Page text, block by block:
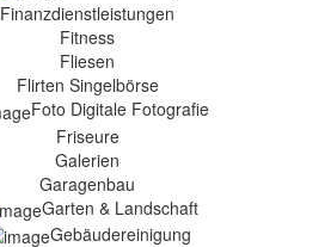
Finanzdienstleistungen
Fitness
Fliesen
Flirten Singelbörse
Foto Digitale Fotografie
Friseure
Galerien
Garagenbau
Garten & Landschaft
Gebäudereinigung